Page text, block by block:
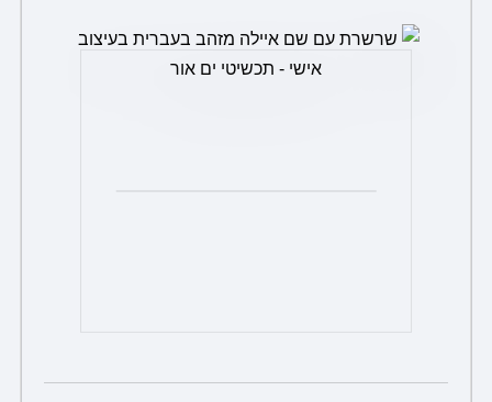
לבחור
את